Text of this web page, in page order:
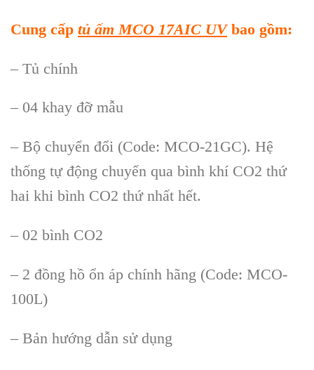
Cung cấp tủ ấm MCO 17AIC UVbao gồm:
– Tủ chính
– 04 khay đỡ mẫu
– Bộ chuyển đổi (Code: MCO-21GC). Hệ
thống tự động chuyển qua bình khí CO2 thứ
hai khi bình CO2 thứ nhất hết.
– 02 bình CO2
– 2 đồng hồ ổn áp chính hãng (Code: MCO-
100L)
– Bản hướng dẫn sử dụng